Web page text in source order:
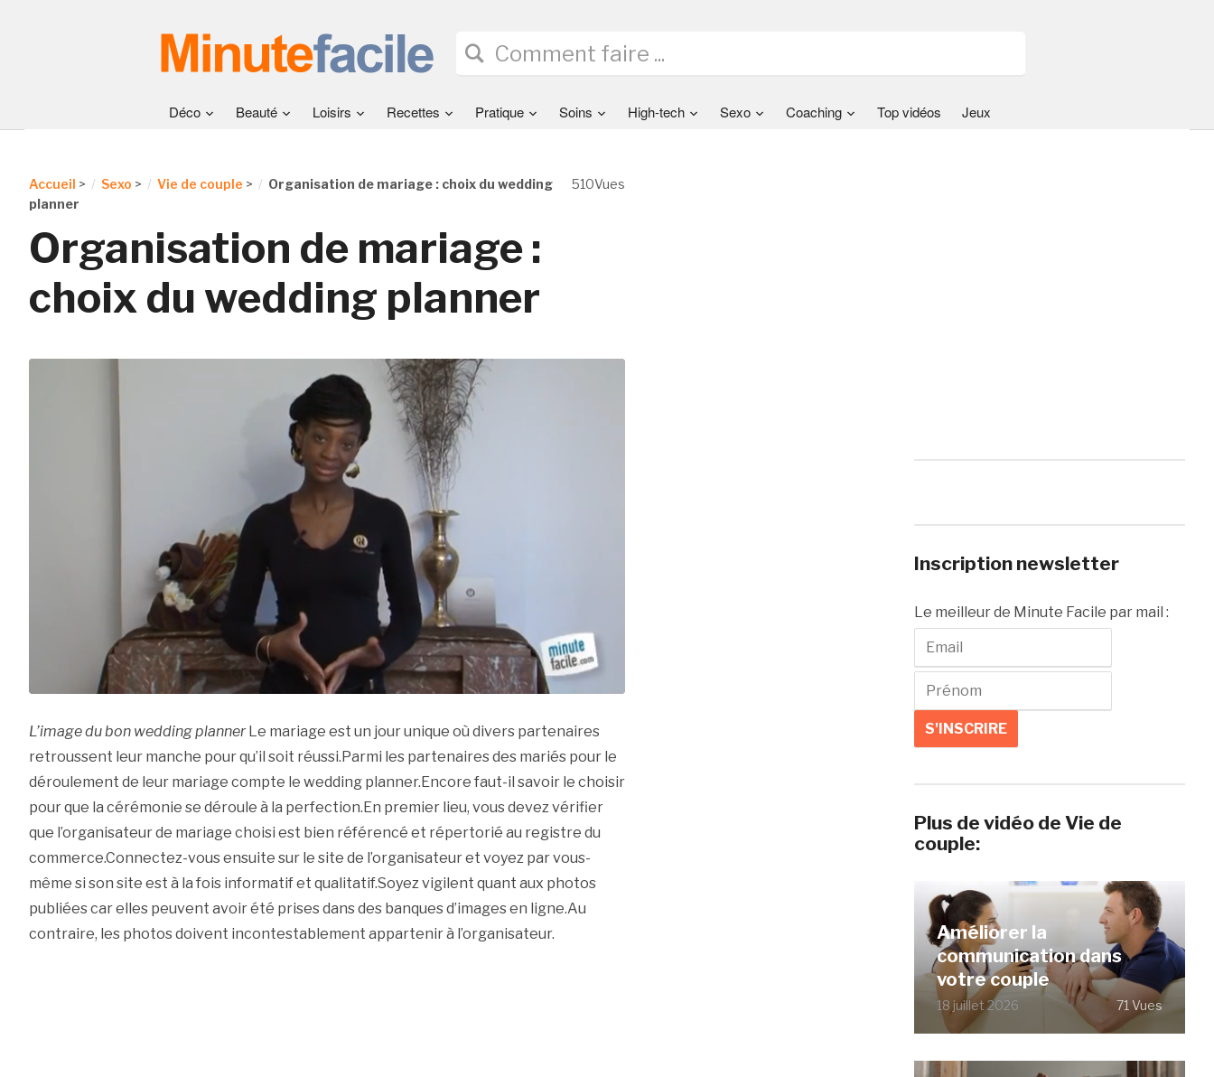
Déco Beauté Loisirs Recettes Pratique Soins High-tech Sexo Coaching Top vidéos Jeux
510Vues
Accueil > Sexo > Vie de couple >
Organisation de mariage : choix du wedding
planner
Organisation de mariage :
choix du wedding planner
L’image du bon wedding plannerLe mariage est un jour unique où divers partenaires
retroussent leur manche pour qu’il soit réussi.Parmi les partenaires des mariés pour le
déroulement de leur mariage compte le wedding planner.Encore faut-il savoir le choisir
pour que la cérémonie se déroule à la perfection.En premier lieu, vous devez vérifier
que l’organisateur de mariage choisi est bien référencé et répertorié au registre du
commerce.Connectez-vous ensuite sur le site de l’organisateur et voyez par vous-
même si son site est à la fois informatif et qualitatif.Soyez vigilent quant aux photos
publiées car elles peuvent avoir été prises dans des banques d’images en ligne.Au
contraire, les photos doivent incontestablement appartenir à l’organisateur.
Inscription newsletter
Le meilleur de Minute Facile par mail :
Plus de vidéo de Vie de
couple:
Améliorer la
communication dans
votre couple
18 juillet 2026 71 Vues